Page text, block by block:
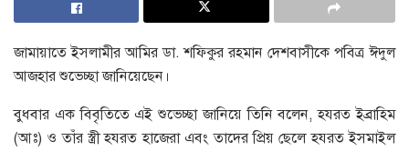
জামায়াতে ইসলামীর আমির ডা. শফিকুর রহমান দেশবাসীকে পবিত্র ঈদুল
আজহার শুভেচ্ছা জানিয়েছেন।
বুধবার এক বিবৃতিতে এই শুভেচ্ছা জানিয়ে তিনি বলেন, হযরত ইব্রাহিম
(আঃ) ও তাঁর স্ত্রী হযরত হাজেরা এবং তাদের প্রিয় ছেলে হযরত ইসমাইল